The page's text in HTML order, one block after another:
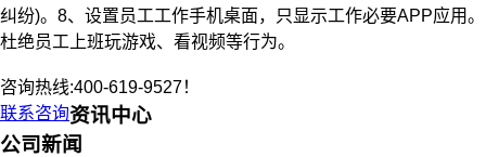
纠纷)。8、设置员工工作手机桌面，只显示工作必要APP应用。
杜绝员工上班玩游戏、看视频等行为。
咨询热线:400-619-9527！
联系咨询资讯中心
公司新闻